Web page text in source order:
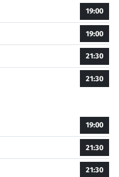
19:00
19:00
21:30
21:30
19:00
21:30
21:30